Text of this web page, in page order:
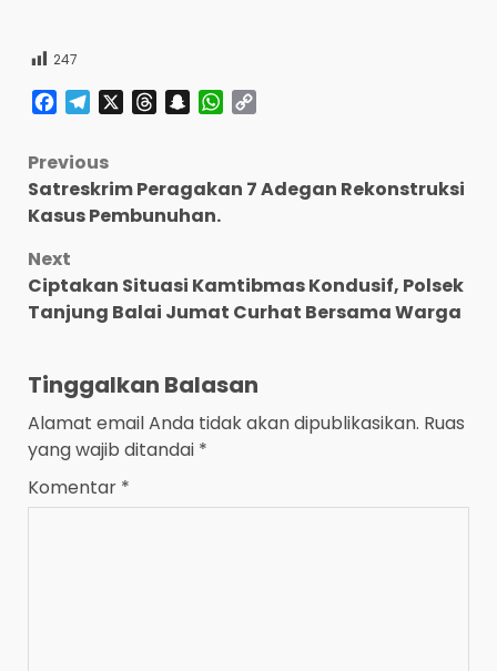
247
Facebook
TelegramThreadsSnapchatWhatsApp
Post
navigation
Previous
Satreskrim Peragakan 7 Adegan Rekonstruksi
Kasus Pembunuhan.
Next
Ciptakan Situasi Kamtibmas Kondusif, Polsek
Tanjung Balai Jumat Curhat Bersama Warga
Tinggalkan Balasan
Alamat email Anda tidak akan dipublikasikan. Ruas
yang wajib ditandai *
Komentar *